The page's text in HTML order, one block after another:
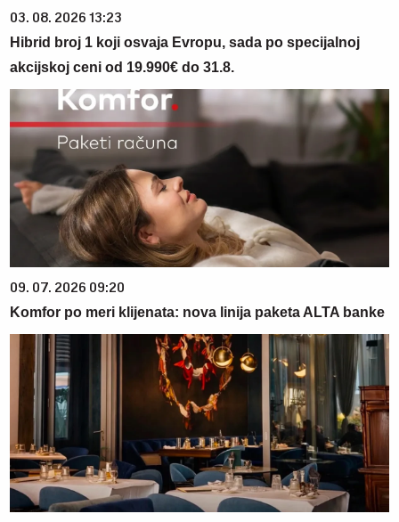
03. 08. 2026 13:23
Hibrid broj 1 koji osvaja Evropu, sada po specijalnoj
akcijskoj ceni od 19.990€ do 31.8.
09. 07. 2026 09:20
Komfor po meri klijenata: nova linija paketa ALTA banke